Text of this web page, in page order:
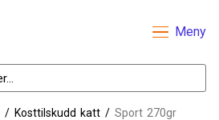
Meny
/ Kosttilskudd katt / Sport 270gr